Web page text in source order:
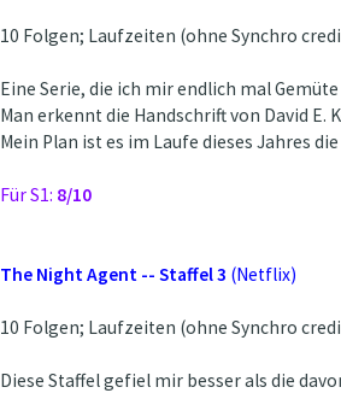
10 Folgen; Laufzeiten (ohne Synchro
Eine Serie, die ich mir endlich mal
Man erkennt die Handschrift von David E.
Mein Plan ist es im Laufe dieses Jahres
Für S1: 8/10
The Night Agent -- Staffel 3 (Netflix)
10 Folgen; Laufzeiten (ohne Synchro
Diese Staffel gefiel mir besser als die